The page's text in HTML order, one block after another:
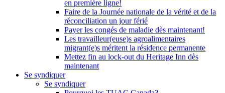
en première ligne!
Faire de la Journée nationale de la vérité et de la
réconciliation un jour férié
Payer les congés de maladie dès maintenant!
Les travailleur(euse)s agroalimentaires
migrant(e)s méritent la résidence permanente
Mettez fin au lock-out du Heritage Inn dès
maintenant
Se syndiquer
Se syndiquer